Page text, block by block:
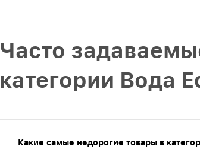
Часто
категории Вода
Какие самые недорогие товары в